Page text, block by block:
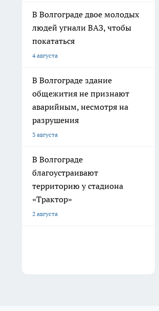
В Волгограде двое молодых
людей угнали ВАЗ, чтобы
покататься
4 августа
В Волгограде здание
общежития не признают
аварийным, несмотря на
разрушения
3 августа
В Волгограде
благоустраивают
территорию у стадиона
«Трактор»
2 августа